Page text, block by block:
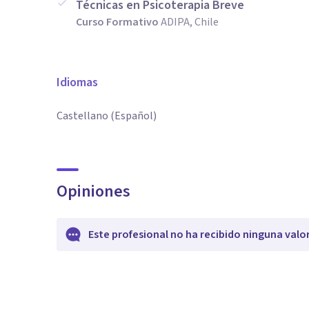
Técnicas en Psicoterapia Breve
Curso FormativoADIPA, Chile
Idiomas
Castellano (Español)
Opiniones
Este profesional no ha recibido ninguna